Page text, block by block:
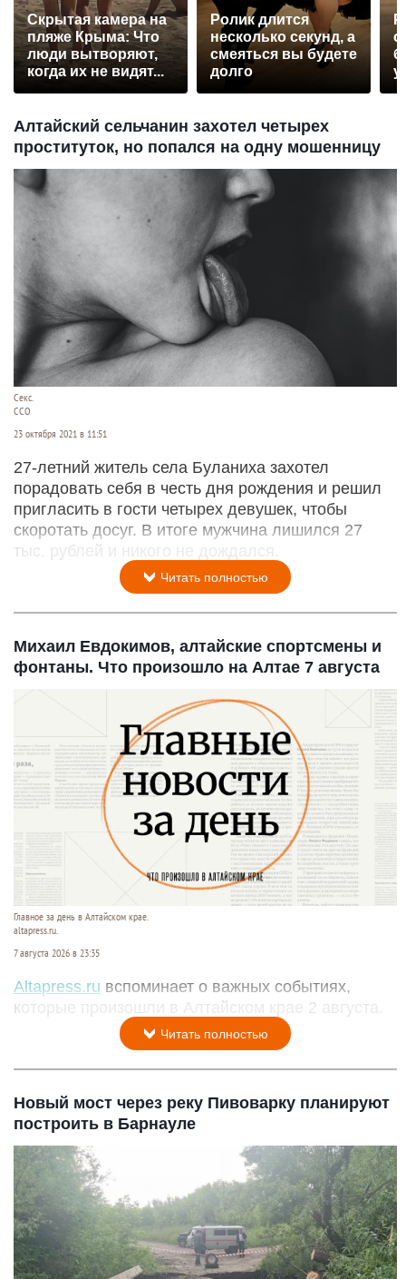
Скрытая камера на
пляже Крыма: Что
люди вытворяют,
когда их не видят...
Ролик длится
несколько секунд, а
смеяться вы будете
долго
Алтайский сельчанин захотел четырех
проституток, но попался на одну мошенницу
Секс.
CCO
23 октября 2021 в 11:51
27-летний житель села Буланиха захотел
порадовать себя в честь дня рождения и решил
пригласить в гости четырех девушек, чтобы
скоротать досуг. В итоге мужчина лишился 27
тыс. рублей и никого не дождался.
Читать полностью
Михаил Евдокимов, алтайские спортсмены и
фонтаны. Что произошло на Алтае 7 августа
Главное за день в Алтайском крае.
altapress.ru.
7 августа 2026 в 23:35
Altapress.ru вспоминает о важных событиях,
которые произошли в Алтайском крае 2 августа.
Читать полностью
Новый мост через реку Пивоварку планируют
построить в Барнауле